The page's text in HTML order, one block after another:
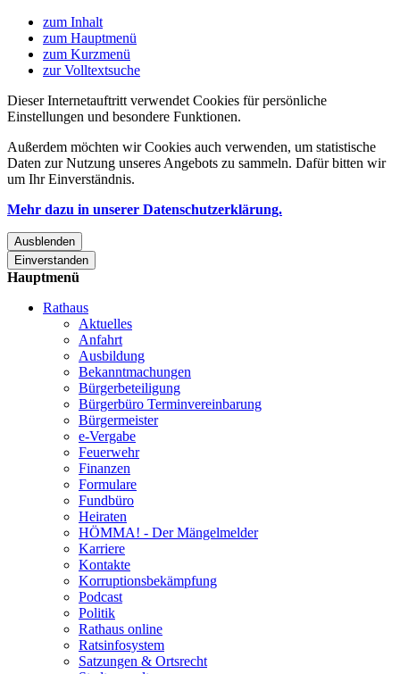
zum Inhalt
zum Hauptmenü
zum Kurzmenü
zur Volltextsuche
Dieser Internetauftritt verwendet Cookies für persönliche
Einstellungen und besondere Funktionen.
Außerdem möchten wir Cookies auch verwenden, um statistische
Daten zur Nutzung unseres Angebots zu sammeln. Dafür bitten wir
um Ihr Einverständnis.
Mehr dazu in unserer Datenschutzerklärung.
Ausblenden
Einverstanden
Hauptmenü
Rathaus
Aktuelles
Anfahrt
Ausbildung
Bekanntmachungen
Bürgerbeteiligung
Bürgerbüro Terminvereinbarung
Bürgermeister
e-Vergabe
Feuerwehr
Finanzen
Formulare
Fundbüro
Heiraten
HÖMMA! - Der Mängelmelder
Karriere
Kontakte
Korruptionsbekämpfung
Podcast
Politik
Rathaus online
Ratsinfosystem
Satzungen & Ortsrecht